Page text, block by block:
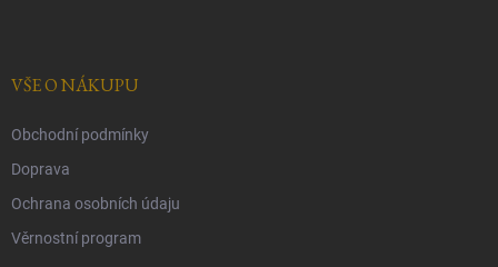
VŠE O NÁKUPU
Obchodní podmínky
Doprava
Ochrana osobních údaju
Věrnostní program